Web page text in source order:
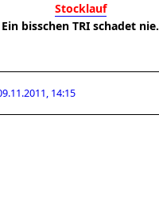
Stocklauf
Ein bisschen TRI schadet nie.
14:15